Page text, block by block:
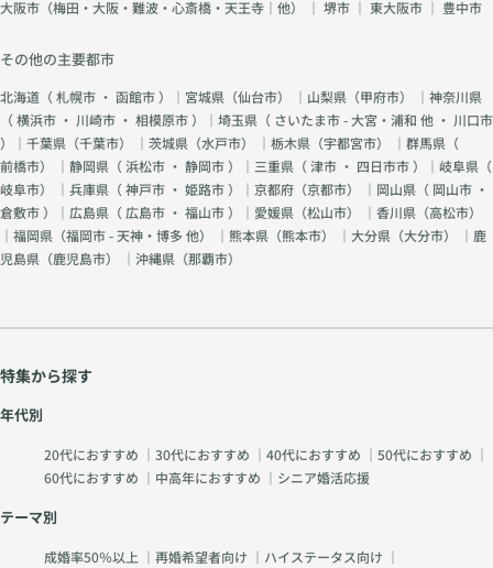
大阪市（梅田・大阪・難波・心斎橋・天王寺｜他） ｜ 堺市 ｜ 東大阪市 ｜ 豊中市
その他の主要都市
北海道（札幌市 ・ 函館市）｜宮城県（仙台市） ｜山梨県（甲府市） ｜神奈川県
（横浜市 ・ 川崎市 ・ 相模原市）｜埼玉県（ さいたま市 - 大宮・浦和 他 ・ 川口市
）｜千葉県（千葉市） ｜茨城県（水戸市） ｜栃木県（宇都宮市） ｜群馬県（
前橋市） ｜静岡県（浜松市 ・ 静岡市）｜三重県（津市 ・ 四日市市）｜岐阜県（
岐阜市） ｜兵庫県（神戸市 ・ 姫路市）｜京都府（京都市） ｜岡山県（ 岡山市 ・
倉敷市）｜広島県（ 広島市 ・ 福山市）｜愛媛県（松山市） ｜香川県（高松市）
｜福岡県（福岡市 - 天神・博多 他） ｜熊本県（熊本市） ｜大分県（大分市） ｜鹿
児島県（鹿児島市） ｜沖縄県（那覇市）
特集から探す
年代別
20代におすすめ ｜ 30代におすすめ ｜ 40代におすすめ ｜ 50代におすすめ ｜
60代におすすめ ｜ 中高年におすすめ ｜ シニア婚活応援
テーマ別
成婚率50％以上 ｜ 再婚希望者向け ｜ ハイステータス向け ｜